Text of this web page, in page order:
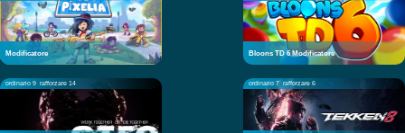
Modificatore Bloons TD 6 Modificatore
ordinario 9 rafforzare 14 ordinario 7 rafforzare 6